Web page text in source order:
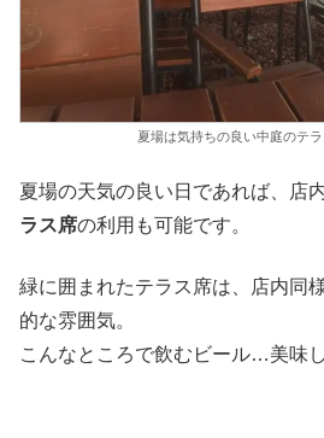
夏場は気持ちの良い中庭のテ
夏場の天気の良い日であれば、店
ラス席の利用も可能です。
緑に囲まれたテラス席は、店内同
的な雰囲気。
こんなところで飲むビール…美味